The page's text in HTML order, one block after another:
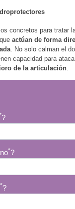
concretos para tratar
actúan de forma
. No solo calman el
capacidad para
de la articulación
?
*?
*?